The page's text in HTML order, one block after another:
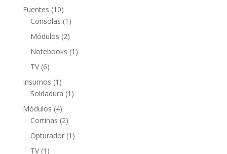
productos
Fuentes 1010
productos
Consolas 1 1
producto
Módulos 22
productos
Notebooks 1 1
TV 66
productos
Insumos 1 1
producto
Soldadura 1 1
Módulos 44
productos
Cortinas 22
productos
Opturador 1 1
TV 1 1